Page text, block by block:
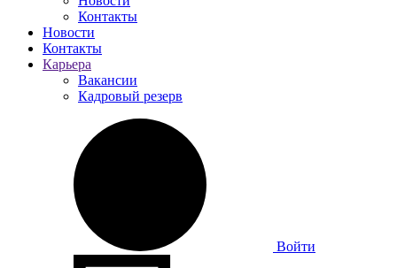
Контакты
Новости
Контакты
Карьера
Вакансии
Кадровый резерв
Войти